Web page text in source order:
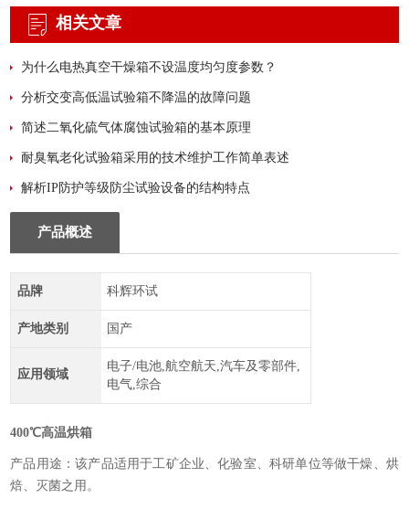
相关文章
为什么电热真空干燥箱不设温度均匀度参数？
分析交变高低温试验箱不降温的故障问题
简述二氧化硫气体腐蚀试验箱的基本原理
耐臭氧老化试验箱采用的技术维护工作简单表述
解析IP防护等级防尘试验设备的结构特点
产品概述
品牌 科辉环试
产地类别 国产
应用领域
电子/电池,航空航天,汽车及零部件,
电气,综合
400℃高温烘箱
产品用途：该产品适用于工矿企业、化验室、科研单位等做干燥、烘
焙、灭菌之用。